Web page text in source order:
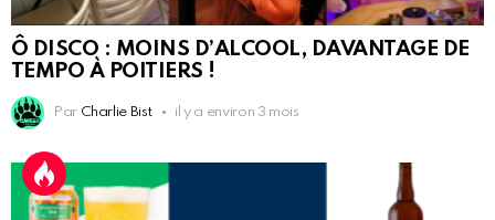
Ô DISCO : MOINS D’ALCOOL, DAVANTAGE DE
TEMPO À POITIERS !
Par Charlie Bist il y a environ 3 mois